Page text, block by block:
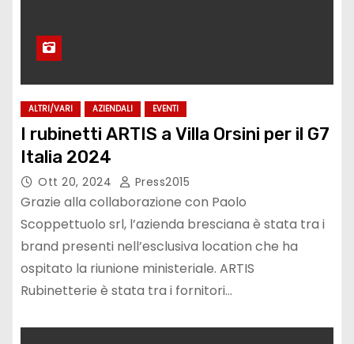
ALTRI/VARI AZIENDALI EVENTI
I rubinetti ARTIS a Villa Orsini per il G7
Italia 2024
Ott 20, 2024 Press2015
Grazie alla collaborazione con Paolo
Scoppettuolo srl, l’azienda bresciana è stata tra i
brand presenti nell’esclusiva location che ha
ospitato la riunione ministeriale. ARTIS
Rubinetterie è stata tra i fornitori…